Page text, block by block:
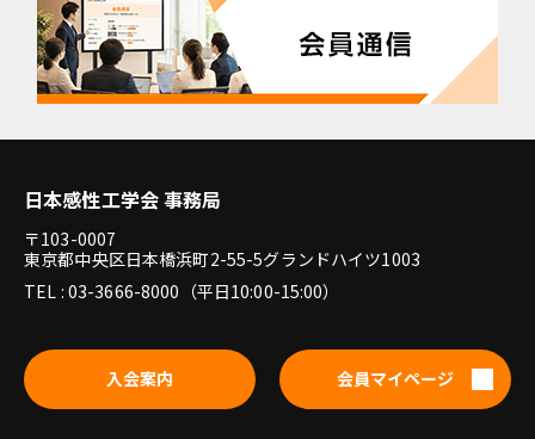
日本感性工学会 事務局
〒103-0007
東京都中央区日本橋浜町2-55-5グランドハイツ1003
TEL : 03-3666-8000（平日10:00-15:00）
入会案内 会員マイページ